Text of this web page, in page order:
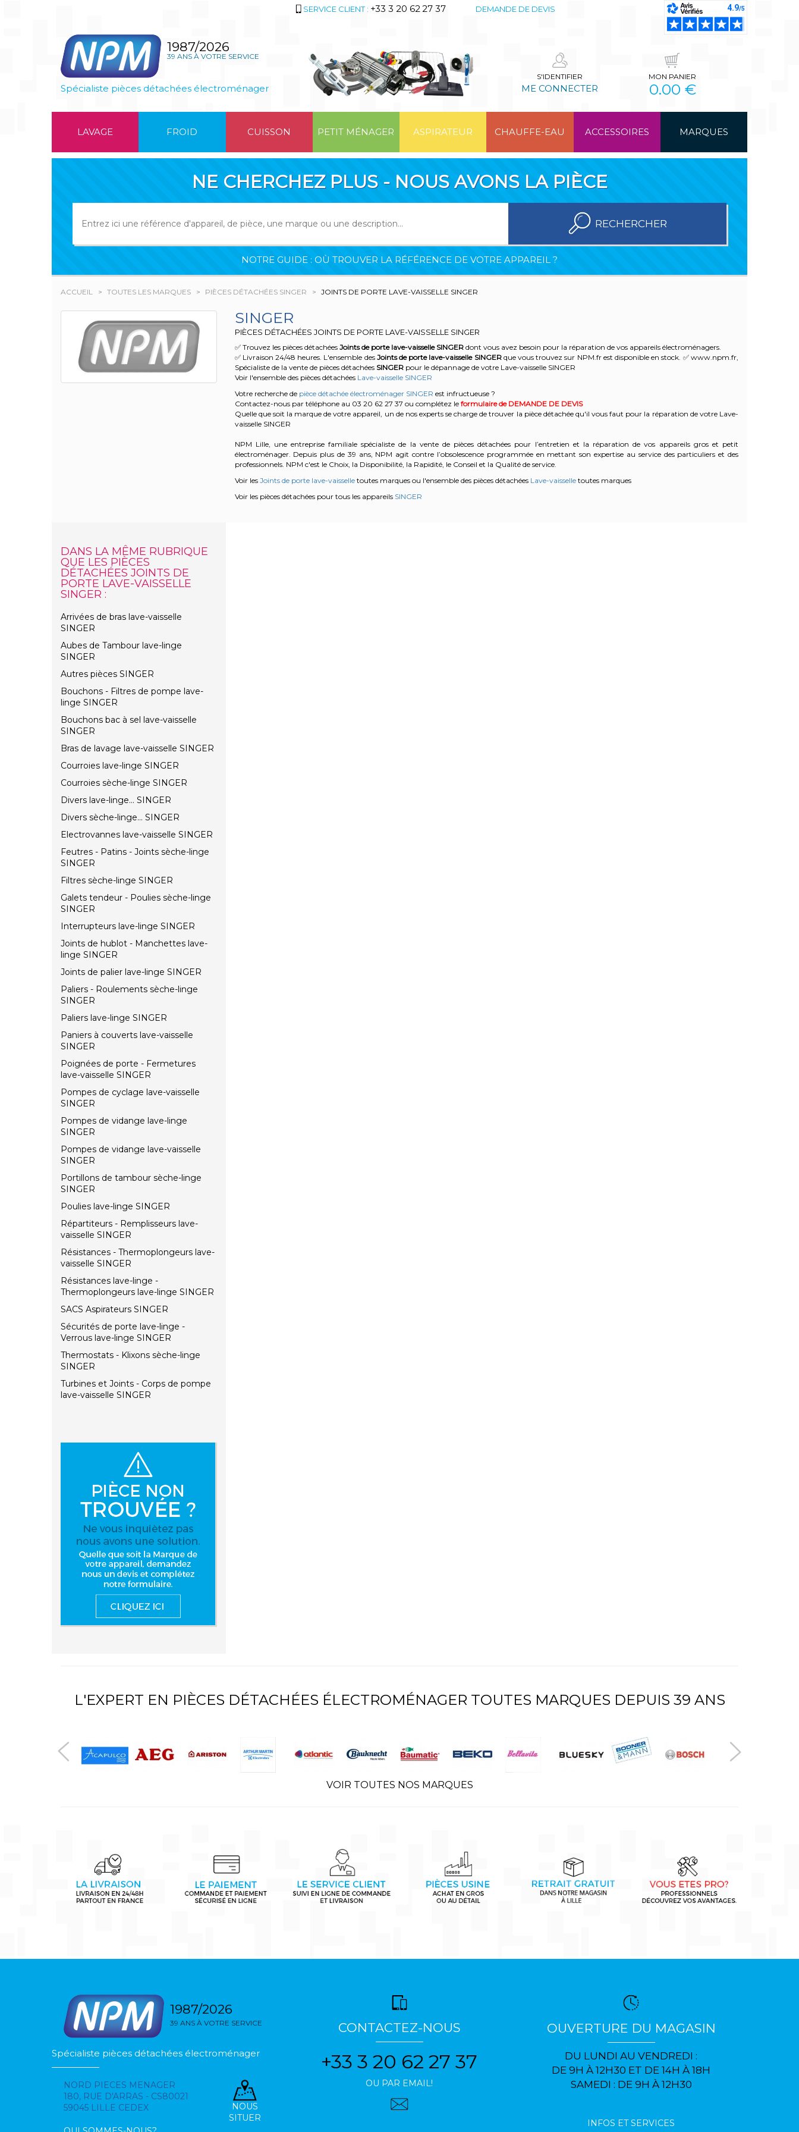
SERVICE CLIENT : +33 3 20 62 27 37 DEMANDE DE DEVIS
1987/2026
39 ANS À VOTRE SERVICE
Spécialiste pièces détachées électroménager
S'IDENTIFIER
ME CONNECTER
MON PANIER
0.00 €
LAVAGE FROID CUISSON PETIT MÉNAGER ASPIRATEUR CHAUFFE-EAU ACCESSOIRES MARQUES
NE CHERCHEZ PLUS - NOUS AVONS LA PIÈCE
RECHERCHER
NOTRE GUIDE : OÙ TROUVER LA RÉFÉRENCE DE VOTRE APPAREIL ?
ACCUEIL TOUTES LES MARQUES PIÈCES DÉTACHÉES SINGER JOINTS DE PORTE LAVE-VAISSELLE SINGER
SINGER
PIÈCES DÉTACHÉES JOINTS DE PORTE LAVE-VAISSELLE SINGER
✅ Trouvez les pièces détachées Joints de porte lave-vaisselle SINGERdont vous avez besoin pour la réparation de vos appareils électroménagers.
✅ Livraison 24/48 heures. L'ensemble des Joints de porte lave-vaisselle SINGERque vous trouvez sur NPM.fr est disponible en stock. ✅ www.npm.fr,
Spécialiste de la vente de pièces détachées SINGERpour le dépannage de votre Lave-vaisselle SINGER
Voir l'ensemble des pièces détachées Lave-vaisselle SINGER
Votre recherche de pièce détachée électroménager SINGER est infructueuse ?
Contactez-nous par téléphone au 03 20 62 27 37 ou complétez le formulaire de DEMANDE DE DEVIS
Quelle que soit la marque de votre appareil, un de nos experts se charge de trouver la pièce détachée qu'il vous faut pour la réparation de votre Lave-
vaisselle SINGER
NPM Lille, une entreprise familiale spécialiste de la vente de pièces détachées pour l’entretien et la réparation de vos appareils gros et petit
électroménager. Depuis plus de 39 ans, NPM agit contre l’obsolescence programmée en mettant son expertise au service des particuliers et des
professionnels. NPM c'est le Choix, la Disponibilité, la Rapidité, le Conseil et la Qualité de service.
Voir les Joints de porte lave-vaisselletoutes marques ou l'ensemble des pièces détachées Lave-vaisselletoutes marques
Voir les pièces détachées pour tous les appareils SINGER
DANS LA MÊME RUBRIQUE
QUE LES PIÈCES
DÉTACHÉES JOINTS DE
PORTE LAVE-VAISSELLE
SINGER :
Arrivées de bras lave-vaisselle
SINGER
Aubes de Tambour lave-linge
SINGER
Autres pièces SINGER
Bouchons - Filtres de pompe lave-
linge SINGER
Bouchons bac à sel lave-vaisselle
SINGER
Bras de lavage lave-vaisselle SINGER
Courroies lave-linge SINGER
Courroies sèche-linge SINGER
Divers lave-linge... SINGER
Divers sèche-linge... SINGER
Electrovannes lave-vaisselle SINGER
Feutres - Patins - Joints sèche-linge
SINGER
Filtres sèche-linge SINGER
Galets tendeur - Poulies sèche-linge
SINGER
Interrupteurs lave-linge SINGER
Joints de hublot - Manchettes lave-
linge SINGER
Joints de palier lave-linge SINGER
Paliers - Roulements sèche-linge
SINGER
Paliers lave-linge SINGER
Paniers à couverts lave-vaisselle
SINGER
Poignées de porte - Fermetures
lave-vaisselle SINGER
Pompes de cyclage lave-vaisselle
SINGER
Pompes de vidange lave-linge
SINGER
Pompes de vidange lave-vaisselle
SINGER
Portillons de tambour sèche-linge
SINGER
Poulies lave-linge SINGER
Répartiteurs - Remplisseurs lave-
vaisselle SINGER
Résistances - Thermoplongeurs lave-
vaisselle SINGER
Résistances lave-linge -
Thermoplongeurs lave-linge SINGER
SACS Aspirateurs SINGER
Sécurités de porte lave-linge -
Verrous lave-linge SINGER
Thermostats - Klixons sèche-linge
SINGER
Turbines et Joints - Corps de pompe
lave-vaisselle SINGER
L'EXPERT EN PIÈCES DÉTACHÉES ÉLECTROMÉNAGER TOUTES MARQUES DEPUIS 39 ANS
VOIR TOUTES NOS MARQUES
1987/2026
39 ANS À VOTRE SERVICE
Spécialiste pièces détachées électroménager
NORD PIECES MENAGER
180, RUE D'ARRAS - CS80021
59045 LILLE CEDEX
NOUS
SITUER
CONTACTEZ-NOUS
+33 3 20 62 27 37
OU PAR EMAIL!
OUVERTURE DU MAGASIN
DU LUNDI AU VENDREDI :
DE 9H À 12H30 ET DE 14H À 18H
SAMEDI : DE 9H À 12H30
INFOS ET SERVICES